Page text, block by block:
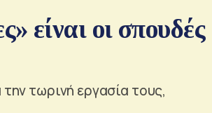
είναι οι σπουδές
τωρινή εργασία τους,